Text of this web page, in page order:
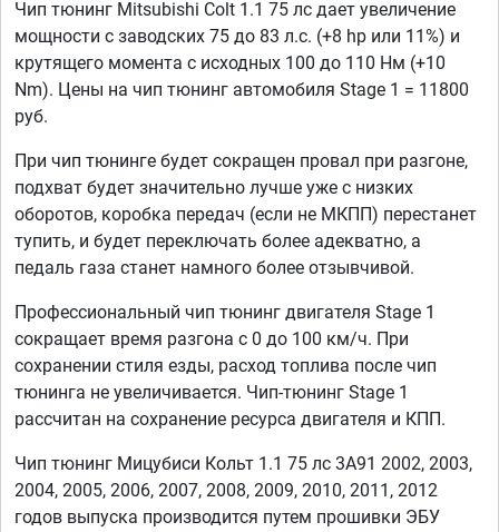
Чип тюнинг Mitsubishi Colt 1.1 75 лс дает увеличение
мощности с заводских 75 до 83 л.с. (+8 hp или 11%) и
крутящего момента с исходных 100 до 110 Нм (+10
Nm). Цены на чип тюнинг автомобиля Stage 1 = 11800
руб.
При чип тюнинге будет сокращен провал при разгоне,
подхват будет значительно лучше уже с низких
оборотов, коробка передач (если не МКПП) перестанет
тупить, и будет переключать более адекватно, а
педаль газа станет намного более отзывчивой.
Профессиональный чип тюнинг двигателя Stage 1
сокращает время разгона с 0 до 100 км/ч. При
сохранении стиля езды, расход топлива после чип
тюнинга не увеличивается. Чип-тюнинг Stage 1
рассчитан на сохранение ресурса двигателя и КПП.
Чип тюнинг Мицубиси Кольт 1.1 75 лс 3A91 2002, 2003,
2004, 2005, 2006, 2007, 2008, 2009, 2010, 2011, 2012
годов выпуска производится путем прошивки ЭБУ